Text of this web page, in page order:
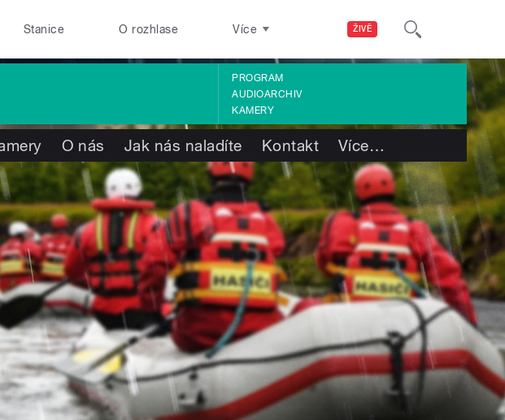
ŽIVĚ
Stanice O rozhlase Více
PROGRAM
AUDIOARCHIV
KAMERY
O nás Jak nás naladíte Kontakt Více…